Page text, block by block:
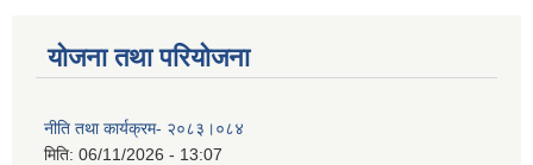
योजना तथा परियोजना
नीति तथा कार्यक्रम- २०८३।०८४
मिति: 06/11/2026 - 13:07